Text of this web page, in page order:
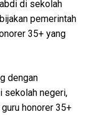
di sekolah
pemerintah
35+ yang
dengan
sekolah negeri,
honorer 35+